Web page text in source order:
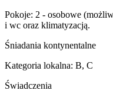
Pokoje: 2 - osobowe
i wc oraz klimatyzacją.
Śniadania kontynentalne
Kategoria lokalna: B, C
Świadczenia